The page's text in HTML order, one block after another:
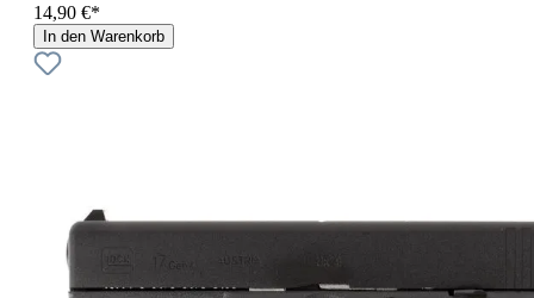
14,90 €*
In den Warenkorb